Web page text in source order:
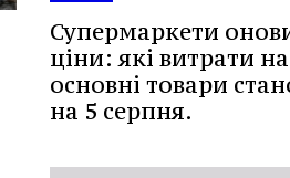
Супермаркети
ціни: які витрати на
основні товари
на 5 серпня.